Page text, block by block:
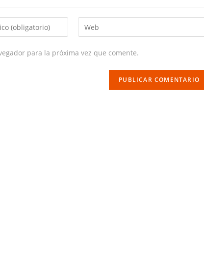
Enter
your
para la próxima vez que comente.